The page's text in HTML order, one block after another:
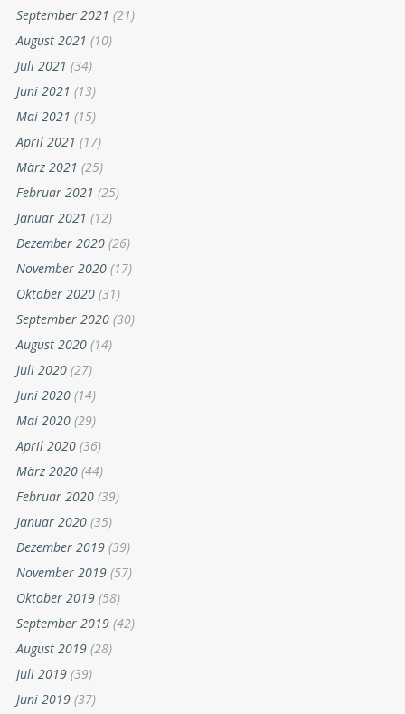
September 2021 (21)
August 2021 (10)
Juli 2021 (34)
Juni 2021 (13)
Mai 2021 (15)
April 2021 (17)
März 2021 (25)
Februar 2021 (25)
Januar 2021 (12)
Dezember 2020 (26)
November 2020 (17)
Oktober 2020 (31)
September 2020 (30)
August 2020 (14)
Juli 2020 (27)
Juni 2020 (14)
Mai 2020 (29)
April 2020 (36)
März 2020 (44)
Februar 2020 (39)
Januar 2020 (35)
Dezember 2019 (39)
November 2019 (57)
Oktober 2019 (58)
September 2019 (42)
August 2019 (28)
Juli 2019 (39)
Juni 2019 (37)